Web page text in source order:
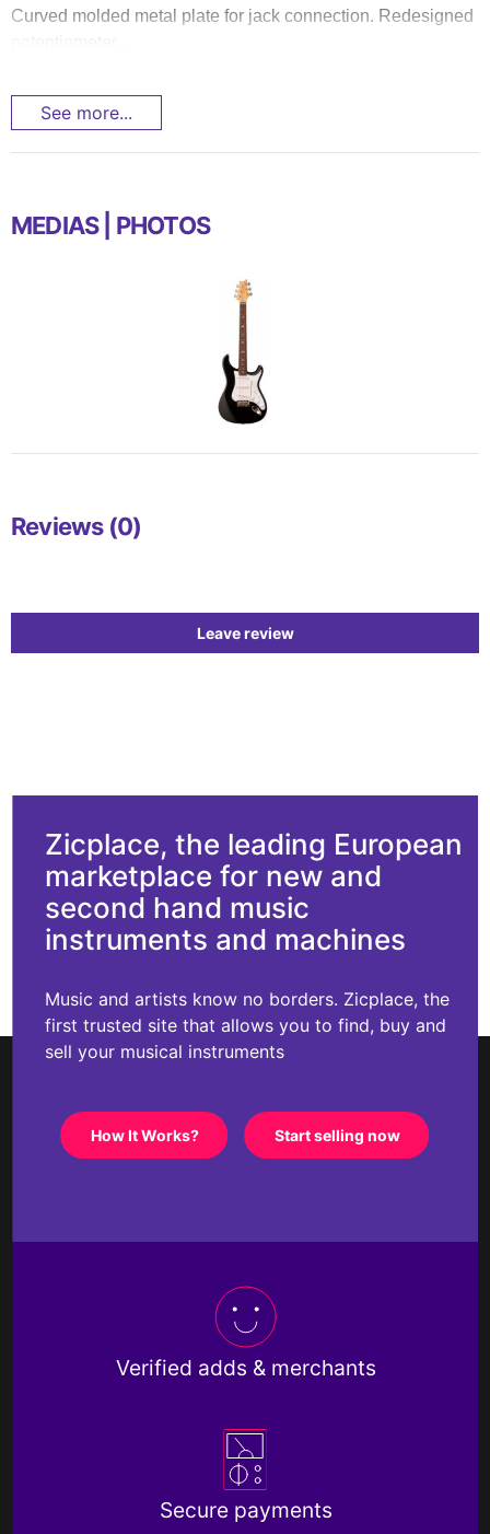
Curved molded metal plate for jack connection. Redesigned
See more...
MEDIAS | PHOTOS
Reviews (0)
Leave review
Zicplace, the leading European
marketplace for new and
second hand music
instruments and machines
Music and artists know no borders. Zicplace, the
first trusted site that allows you to find, buy and
sell your musical instruments
How It Works? Start selling now
Verified adds & merchants
Secure payments